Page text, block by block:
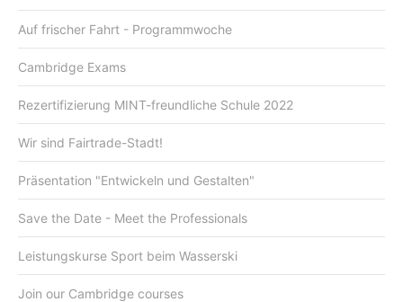
Auf frischer Fahrt - Programmwoche
Cambridge Exams
Rezertifizierung MINT-freundliche Schule 2022
Wir sind Fairtrade-Stadt!
Präsentation "Entwickeln und Gestalten"
Save the Date - Meet the Professionals
Leistungskurse Sport beim Wasserski
Join our Cambridge courses